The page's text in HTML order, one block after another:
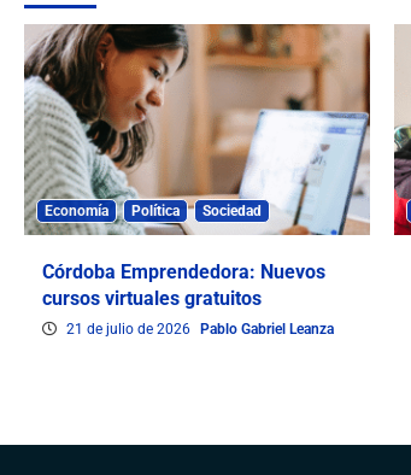
Economía Política Sociedad
Córdoba Emprendedora: Nuevos
cursos virtuales gratuitos
21 de julio de 2026 Pablo Gabriel Leanza